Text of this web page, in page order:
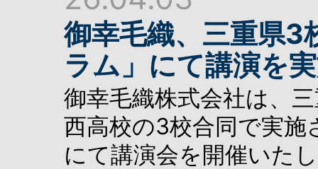
御幸毛織、三重県3
ラム」にて講演を
御幸毛織株式会社は、
西高校の3校合同で実
にて講演会を開催いた